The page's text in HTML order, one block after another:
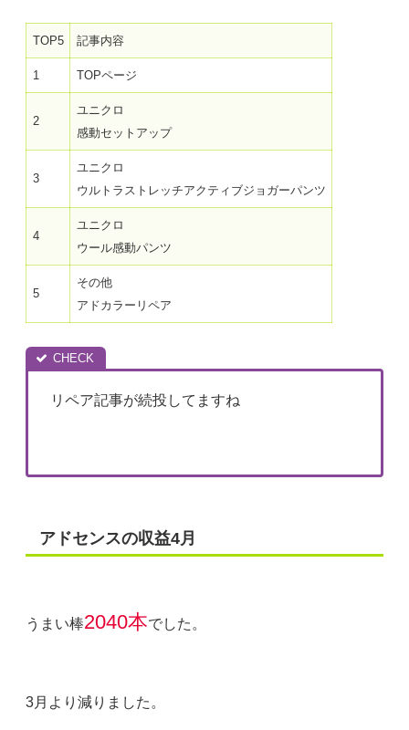
TOP5 記事内容
1 TOPページ
2
ユニクロ
感動セットアップ
3
ユニクロ
ウルトラストレッチアクティブジョガーパンツ
4
ユニクロ
ウール感動パンツ
5
その他
アドカラーリペア
リペア記事が続投してますね
アドセンスの収益4月
うまい棒2040本でした。
3月より減りました。